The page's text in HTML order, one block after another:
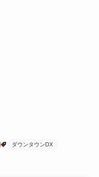
ダウンタウンDX